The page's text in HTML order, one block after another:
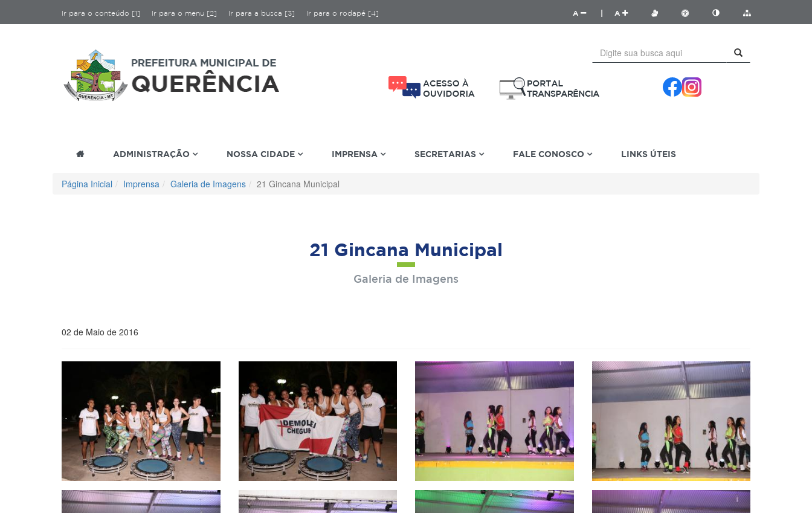
Ir para o conteúdo [1] Ir para o menu [2] Ir para a busca [3] Ir para o rodapé [4] A A
ADMINISTRAÇÃO NOSSA CIDADE IMPRENSA SECRETARIAS FALE CONOSCO LINKS ÚTEIS
Página Inicial Imprensa Galeria de Imagens 21 Gincana Municipal
21 Gincana Municipal
Galeria de Imagens
02 de Maio de 2016